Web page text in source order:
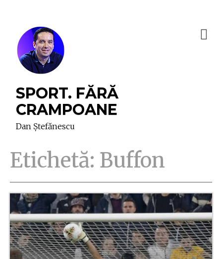
SPORT. FĂRĂ
CRAMPOANE
Dan Ștefănescu
Etichetă: Buffon